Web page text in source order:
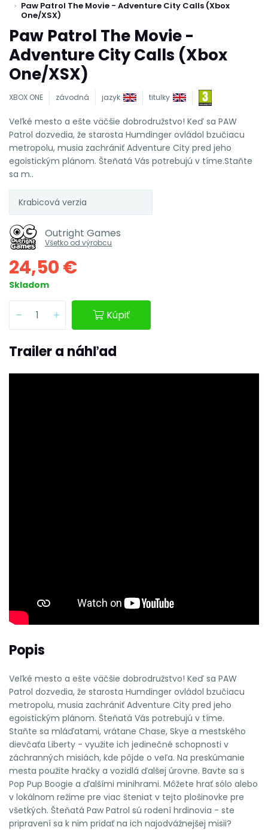
Paw Patrol The Movie - Adventure City Calls (Xbox
One/XSX)
Paw Patrol The Movie -
Adventure City Calls (Xbox
One/XSX)
XBOX ONE závodná jazyk titulky
Veľké mesto a ešte väčšie dobrodružstvo! Keď sa PAW
Patrol dozvedia, že starosta Humdinger ovládol bzučiacu
metropolu, musia zachrániť Adventure City pred jeho
egoistickým plánom. Šteňatá Vás potrebujú v tíme.Staňte
sa m..
Krabicová verzia
Outright Games
Všetko od výrobcu
24,50 €
Skladom
Kúpiť
Trailer a náhľad
Popis
Veľké mesto a ešte väčšie dobrodružstvo! Keď sa PAW
Patrol dozvedia, že starosta Humdinger ovládol bzučiacu
metropolu, musia zachrániť Adventure City pred jeho
egoistickým plánom. Šteňatá Vás potrebujú v tíme.
Staňte sa mláďatami, vrátane Chase, Skye a mestského
dievčaťa Liberty - využite ich jedinečné schopnosti v
záchranných misiách, kde pôjde o veľa. Na preskúmanie
mesta použite hračky a vozidlá ďalšej úrovne. Bavte sa s
Pop Pup Boogie a ďalšími minihrami. Môžete hrať sólo alebo
v lokálnom režime pre viac šteniat v tejto plošinovke pre
všetkých. Šteňatá Paw Patrol sú rodení hrdinovia - ste
pripravení sa k nim pridať na ich najodvážnejšej misii?